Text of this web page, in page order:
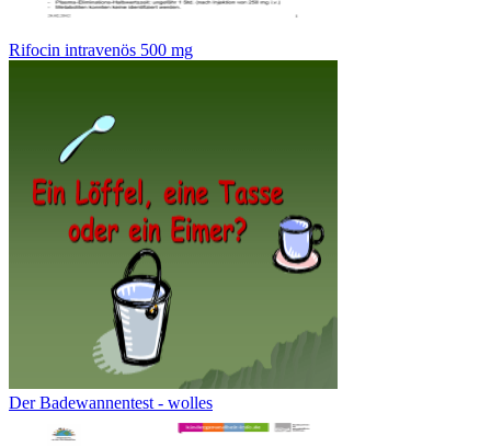
Rifocin intravenös 500 mg
Der Badewannentest - wolles